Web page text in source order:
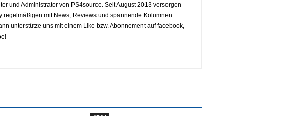
und Administrator von PS4source. Seit August 2013 versorgen
regelmäßigen mit News, Reviews und spannende Kolumnen.
unterstütze uns mit einem Like bzw. Abonnement auf facebook,